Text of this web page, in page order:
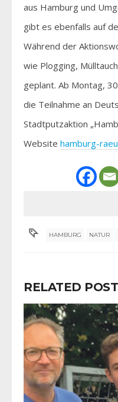
aus Hamburg und
gibt es ebenfalls auf
Während der
wie Plogging,
geplant. Ab Montag,
die Teilnahme an
Stadtputzaktion
Website hamburg-
HAMBURG NATUR
RELATED